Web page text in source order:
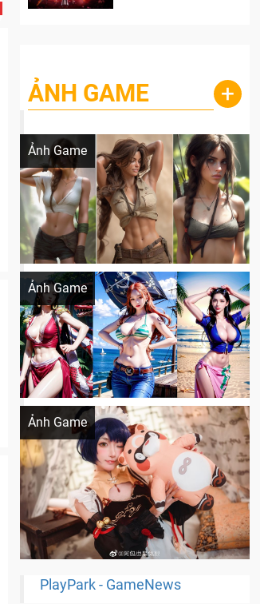
ẢNH GAME +
Ảnh Game
Lala Croft vừa nóng vừa xinh dưới nét vẽ
Ảnh Game
Khi AI Cosplay gái đẹp One Piece
Ảnh Game
Cosplay Xiangling siêu cute